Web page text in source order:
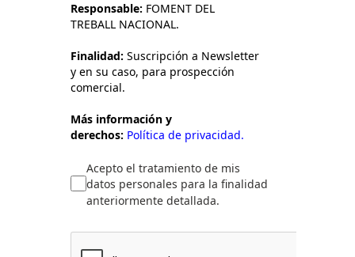
Responsable: FOMENT DEL
TREBALL NACIONAL.
Finalidad: Suscripción a Newsletter
y en su caso, para prospección
comercial.
Más información y
derechos: Política de privacidad.
Acepto el tratamiento de mis
datos personales para la finalidad
anteriormente detallada.